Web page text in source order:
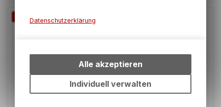
-12%Datenschutzerklärung
bestimmte Interaktionen und
Einstellungen auf Ihrem Gerät,
um die grundlegenden
Funktionen unseres Online-
Alle akzeptieren
Individuell verwalten